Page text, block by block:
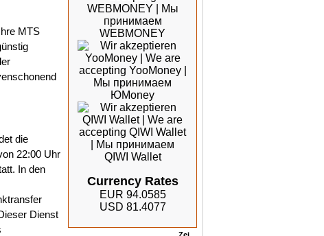
MTS
die
22:00 Uhr
In den
Dienst
Currency Rates
EUR 94.0585
USD 81.4077